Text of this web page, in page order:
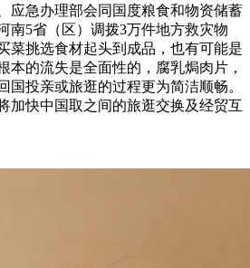
应急办理部会同国度粮食和物资储蓄
南5省（区）调拨3万件地方救灾物
菜挑选食材起头到成品，也有可能是
本的流失是全面性的，腐乳焗肉片，
国投亲或旅逛的过程更为简洁顺畅。
加快中国取之间的旅逛交换及经贸互